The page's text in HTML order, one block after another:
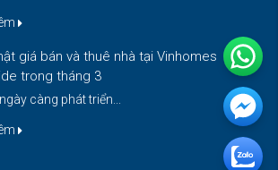
giá bán và thuê nhà tại Vinhomes
trong tháng 3
càng phát triển...